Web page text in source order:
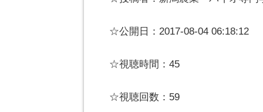
☆公開日：2017-08-04 06:18:12
☆視聴時間：45
☆視聴回数：59